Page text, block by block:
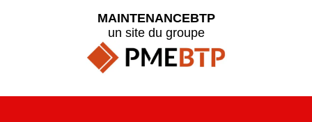
MAINTENANCEBTP
un site du groupe